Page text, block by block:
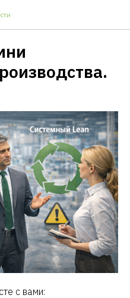
с вами: